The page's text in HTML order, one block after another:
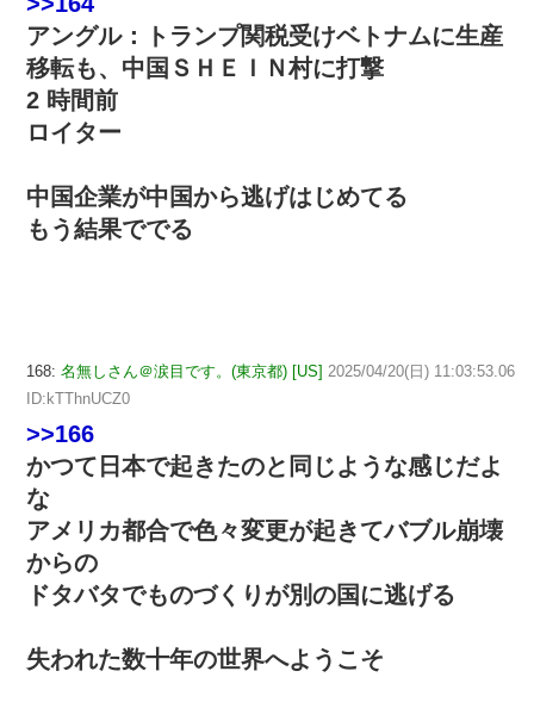
アングル：トランプ関税受けベトナムに生産
移転も、中国ＳＨＥＩＮ村に打撃
2 時間前
ロイター
中国企業が中国から逃げはじめてる
もう結果ででる
168: 名無しさん＠涙目です。(東京都) [US] 2025/04/20(日) 11:03:53.06
ID:kTThnUCZ0
>>166
かつて日本で起きたのと同じような感じだよ
な
アメリカ都合で色々変更が起きてバブル崩壊
からの
ドタバタでものづくりが別の国に逃げる
失われた数十年の世界へようこそ